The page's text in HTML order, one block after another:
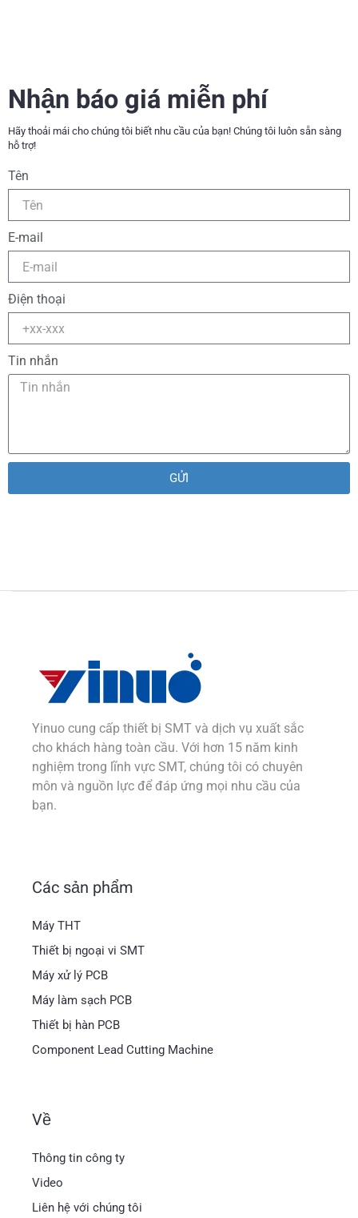
Nhận báo giá miễn phí
Hãy thoải mái cho chúng tôi biết nhu cầu của bạn! Chúng tôi luôn sẵn sàng
hỗ trợ!
Tên
E-mail
Điện thoại
Tin nhắn
GỬI
Yinuo cung cấp thiết bị SMT và dịch vụ xuất sắc
cho khách hàng toàn cầu. Với hơn 15 năm kinh
nghiệm trong lĩnh vực SMT, chúng tôi có chuyên
môn và nguồn lực để đáp ứng mọi nhu cầu của
bạn.
Các sản phẩm
Máy THT
Thiết bị ngoại vi SMT
Máy xử lý PCB
Máy làm sạch PCB
Thiết bị hàn PCB
Component Lead Cutting Machine
Về
Thông tin công ty
Video
Liên hệ với chúng tôi